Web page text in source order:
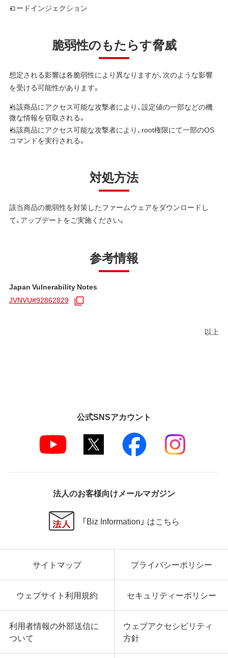
コードインジェクション
脆弱性のもたらす脅威
想定される影響は各脆弱性により異なりますが、次のような影響
を受ける可能性があります。
当該商品にアクセス可能な攻撃者により、設定値の一部などの機
微な情報を窃取される。
当該商品にアクセス可能な攻撃者により、root権限にて一部のOS
コマンドを実行される。
対処方法
該当商品の脆弱性を対策したファームウェアをダウンロードし
て、アップデートをご実施ください。
参考情報
Japan Vulnerability Notes
JVNVU#92862829
以上
公式SNSアカウント
法人のお客様向けメールマガジン
「Biz Information」 はこちら
サイトマップ プライバシーポリシー
ウェブサイト利用規約 セキュリティーポリシー
利用者情報の外部送信に
ついて
ウェブアクセシビリティ
方針